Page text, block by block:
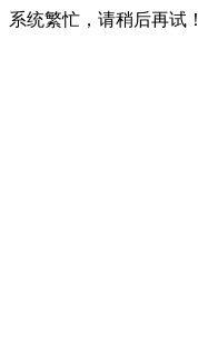
系统繁忙，请稍后再试！